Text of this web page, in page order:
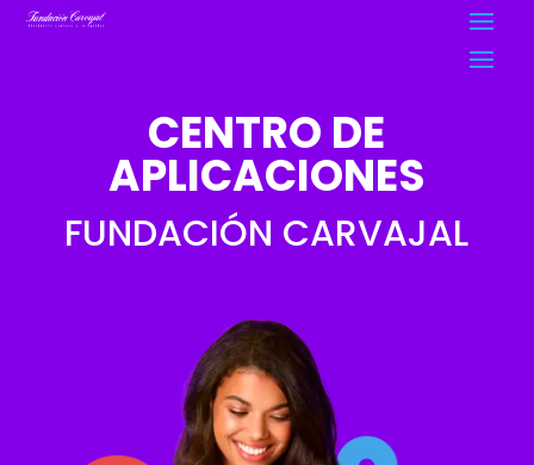
CENTRO DE
APLICACIONES
FUNDACIÓN CARVAJAL